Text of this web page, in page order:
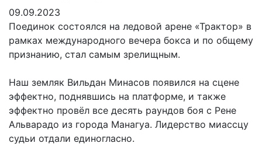
09.09.2023
Поединок состоялся на ледовой арене «Трактор» в
рамках международного вечера бокса и по общему
признанию, стал самым зрелищным.
Наш земляк Вильдан Минасов появился на сцене
эффектно, поднявшись на платформе, и также
эффектно провёл все десять раундов боя с Рене
Альварадо из города Манагуа. Лидерство миассцу
судьи отдали единогласно.